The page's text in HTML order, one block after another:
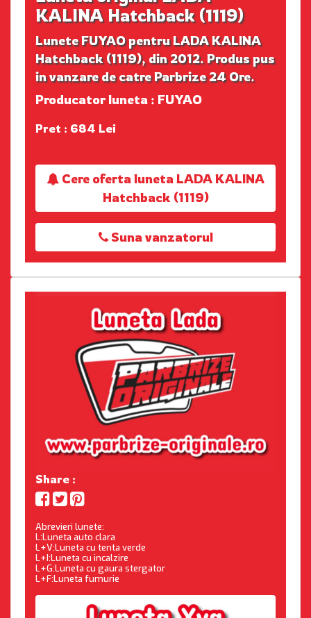
KALINA Hatchback (1119)
Lunete FUYAO pentru LADA KALINA
Hatchback (1119), din 2012. Produs pus
in vanzare de catre Parbrize 24 Ore.
Producator luneta : FUYAO
Pret : 684 Lei
Cere oferta luneta LADA KALINA
Hatchback (1119)
Suna vanzatorul
Share :
Abrevieri lunete:
L:Luneta auto clara
L+V:Luneta cu tenta verde
L+I:Luneta cu incalzire
L+G:Luneta cu gaura stergator
L+F:Luneta fumurie